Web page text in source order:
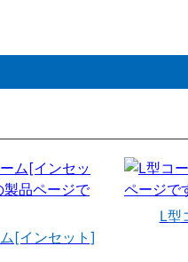
[インセット]
L型